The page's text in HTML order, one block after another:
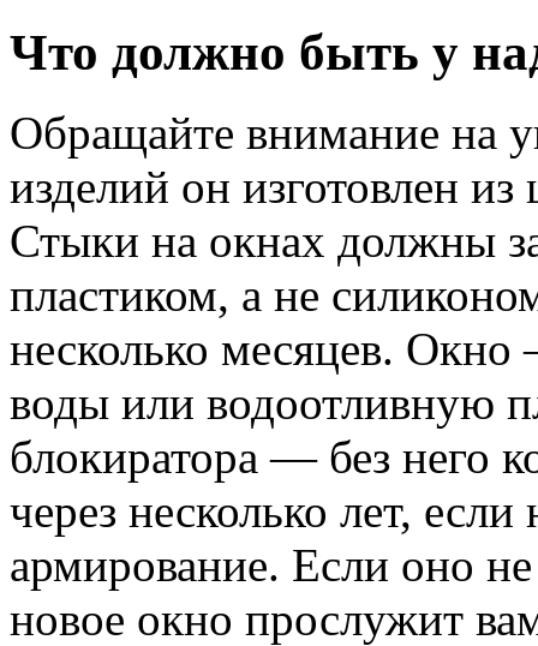
Что должно быть у
Обращайте внимание на
изделий он изготовлен
Стыки на окнах должны
пластиком, а не
несколько месяцев. Окно
воды или водоотливную
блокиратора — без него
через несколько лет,
армирование. Если оно не
новое окно прослужит